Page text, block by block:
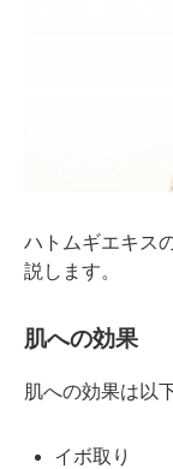
ハトムギエキス
説します。
肌への効果
肌への効果は以
イボ取り